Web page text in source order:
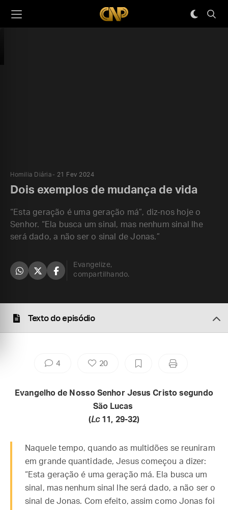
Homilia Diária 21 Fev 2024
Dois exemplos de mudança de vida
“Esta geração é uma geração má”, diz-nos hoje o
Senhor. “Ela busca um sinal, mas nenhum sinal lhe
será dado, a não ser o sinal de Jonas.”
Evangelize,
compartilhando.
Texto do episódio
4 20
Evangelho de Nosso Senhor Jesus Cristo segundo
São Lucas
(Lc11, 29-32)
Naquele tempo, quando as multidões se reuniram
em grande quantidade, Jesus começou a dizer:
“Esta geração é uma geração má. Ela busca um
sinal, mas nenhum sinal lhe será dado, a não ser o
sinal de Jonas. Com efeito, assim como Jonas foi